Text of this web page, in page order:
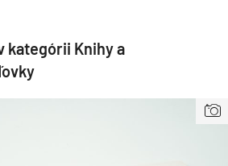
kategórii Knihy a